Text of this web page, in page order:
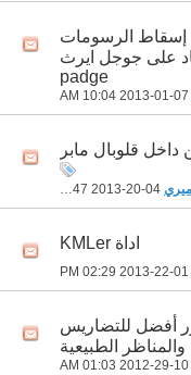
إسقاط الرسومات
على جوجل ايرث
padge
10:04 AM
قلوبال مابر
10:47 PM
اداة KMLer
02:29 PM
أفضل للتضاريس
والمناظر الطبيعية
01:03 AM